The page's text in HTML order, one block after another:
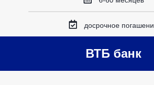
досрочное
ВТБ банк